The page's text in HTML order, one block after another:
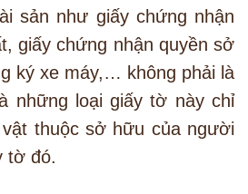
sản như giấy chứng nhận
giấy chứng nhận quyền sở
ký xe máy,… không phải là
những loại giấy tờ này chỉ
thuộc sở hữu của người
tờ đó.